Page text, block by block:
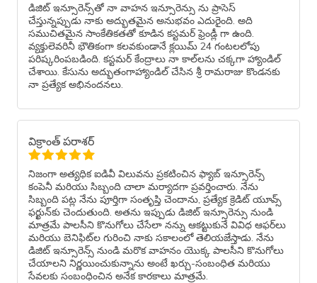
డిజిట్ ఇన్సూరెన్స్‌తో నా వాహన ఇన్సూరెన్సు ను ప్రాసెస్
చేస్తున్నప్పుడు నాకు అద్భుతమైన అనుభవం ఎదురైంది. అది
సముచితమైన సాంకేతికతతో కూడిన కస్టమర్ ఫ్రెండ్లీ గా ఉంది.
వ్యక్తులెవరినీ భౌతికంగా కలవకుండానే క్లయిమ్ 24 గంటలలోపు
పరిష్కరింపబడింది. కస్టమర్ కేంద్రాలు నా కాల్‌లను చక్కగా హ్యాండిల్
చేశాయి. కేసును అద్భుతంగాహ్యాండిల్ చేసిన శ్రీ రామరాజు కొండనకు
నా ప్రత్యేక అభినందనలు.
విక్రాంత్ పరాశర్
నిజంగా అత్యధిక ఐడివీ విలువను ప్రకటించిన ఫ్యాబ్ ఇన్సూరెన్స్
కంపెనీ మరియు సిబ్బంది చాలా మర్యాదగా ప్రవర్తించారు. నేను
సిబ్బంది పట్ల నేను పూర్తిగా సంతృప్తి చెందాను, ప్రత్యేక క్రెడిట్ యూవ్స్
ఫర్ఖున్‌కు చెందుతుంది. అతను ఇప్పుడు డిజిట్ ఇన్సూరెన్సు నుండి
మాత్రమే పాలసీని కొనుగోలు చేసేలా నన్ను ఆకట్టుకునే వివిధ ఆఫర్‌లు
మరియు బెనిఫిట్‌ల గురించి నాకు సకాలంలో తెలియజేస్తాడు. నేను
డిజిట్ ఇన్సూరెన్స్ నుండి మరొక వాహనం యొక్క పాలసీని కొనుగోలు
చేయాలని నిర్ణయించుకున్నాను అంటే ఖర్చు-సంబంధిత మరియు
సేవలకు సంబంధించిన అనేక కారకాలు మాత్రమే.